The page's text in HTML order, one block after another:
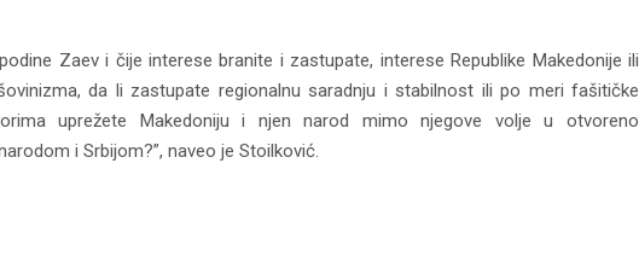
Zaev i čije interese branite i zastupate, interese Republike Makedonije ili
da li zastupate regionalnu saradnju i stabilnost ili po meri fašitičke
uprežete Makedoniju i njen narod mimo njegove volje u otvoreno
i Srbijom?”, naveo je Stoilković.